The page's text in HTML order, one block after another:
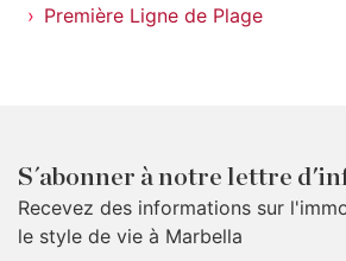
Première Ligne de Plage
S´abonner à notre lettre
Recevez des informations sur
le style de vie à Marbella